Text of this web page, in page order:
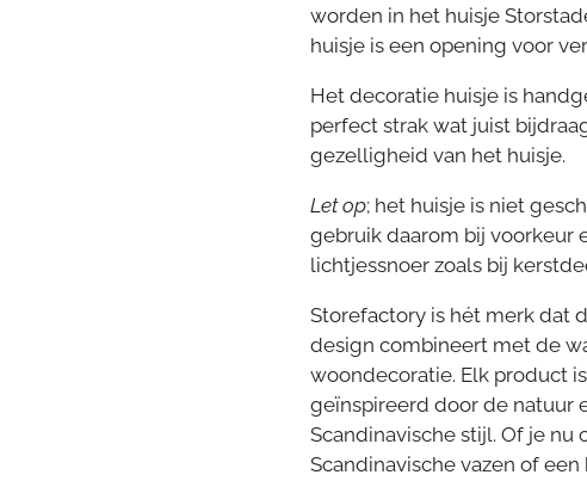
worden in het huisje
huisje is een opening voor
Het decoratie huisje is
perfect strak wat juist
gezelligheid van het huisje.
Let op; het huisje is niet
gebruik daarom bij voorkeur
lichtjessnoer zoals bij
Storefactory is hét merk dat
design combineert met de
woondecoratie. Elk product
geïnspireerd door de natuur
Scandinavische stijl. Of je nu
Scandinavische vazen of